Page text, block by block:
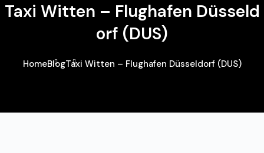
Taxi Witten – Flughafen Düsseld
Orf (DUS)
HomeBlogTaxi Witten – Flughafen Düsseldorf (DUS)